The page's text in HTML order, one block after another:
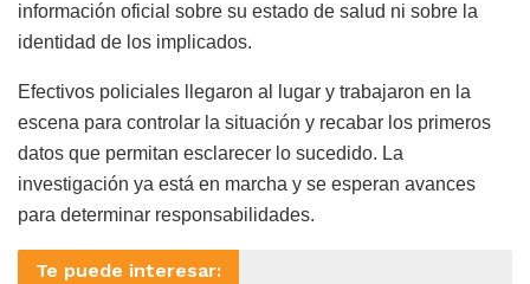
información oficial sobre su estado de salud ni sobre la
identidad de los implicados.
Efectivos policiales llegaron al lugar y trabajaron en la
escena para controlar la situación y recabar los primeros
datos que permitan esclarecer lo sucedido. La
investigación ya está en marcha y se esperan avances
para determinar responsabilidades.
Te puede interesar: